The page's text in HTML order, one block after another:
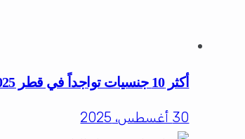
أكثر 10 جنسيات تواجداً في قطر 2025
30 أغسطس، 2025